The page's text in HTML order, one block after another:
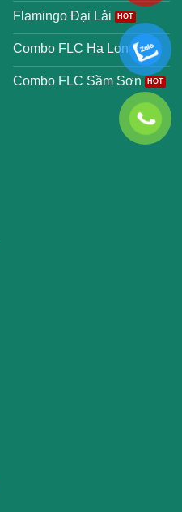
Flamingo Đại Lải
Combo FLC Hạ Long
Combo FLC Sầm Sơn